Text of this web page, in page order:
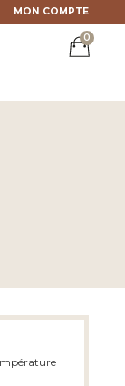
MON COMPTE
0